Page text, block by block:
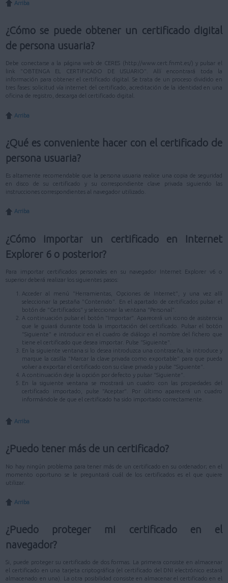
Arriba
¿Cómo se puede obtener un certificado digital
de persona usuaria?
Debe conectarse a la página web de CERES (http://www.cert.fnmt.es/) y pulsar el
link "OBTENGA EL CERTIFICADO DE USUARIO". Allí encontrará toda la
información para obtener el certificado digital. Se trata de un proceso dividido en
tres fases: solicitud vía internet del certificado, acreditación de la identidad en una
oficina de registro, descarga del certificado digital.
Arriba
¿Qué es conveniente hacer con el certificado de
persona usuaria?
Es altamente recomendable que la persona usuaria realice una copia de seguridad
en disco de su certificado y su correspondiente clave privada siguiendo las
instrucciones correspondientes al navegador utilizado.
Arriba
¿Cómo importar un certificado en Internet
Explorer 6 o posterior?
Para importar certificados personales en su navegador Internet Explorer v6 o
superior deberá realizar los siguientes pasos:
Acceder al menú "Herramientas, Opciones de Internet", y una vez allí
seleccionar la pestaña "Contenido". En el apartado de certificados pulsar el
botón de "Certificados" y seleccionar la ventana "Personal".
A continuación pulsar el botón "Importar". Aparecerá un icono de asistencia
que le guiará durante toda la importación del certificado. Pulsar el botón
"Siguiente" e introducir en el cuadro de diálogo el nombre del fichero que
tiene el certificado que desea importar. Pulse "Siguiente".
En la siguiente ventana si lo desea introduzca una contraseña, la introduce y
marque la casilla "Marcar la clave privada como exportable" para que pueda
volver a exportar el certificado con su clave privada y pulse "Siguiente".
A continuación deje la opción por defecto y pulsar "Siguiente".
En la siguiente ventana se mostrará un cuadro con las propiedades del
certificado importado, pulse "Aceptar". Por último aparecerá un cuadro
informándole de que el certificado ha sido importado correctamente.
Arriba
¿Puedo tener más de un certificado?
No hay ningún problema para tener más de un certificado en su ordenador; en el
momento oportuno se le preguntará cuál de los certificados es el que quiere
utilizar.
Arriba
¿Puedo proteger mi certificado en el
navegador?
Si, puede proteger su certificado de dos formas. La primera consiste en almacenar
el certificado en una tarjeta criptográfica (el certificado del DNI electrónico estará
almacenado en una). La otra posibilidad consiste en almacenar el certificado en el